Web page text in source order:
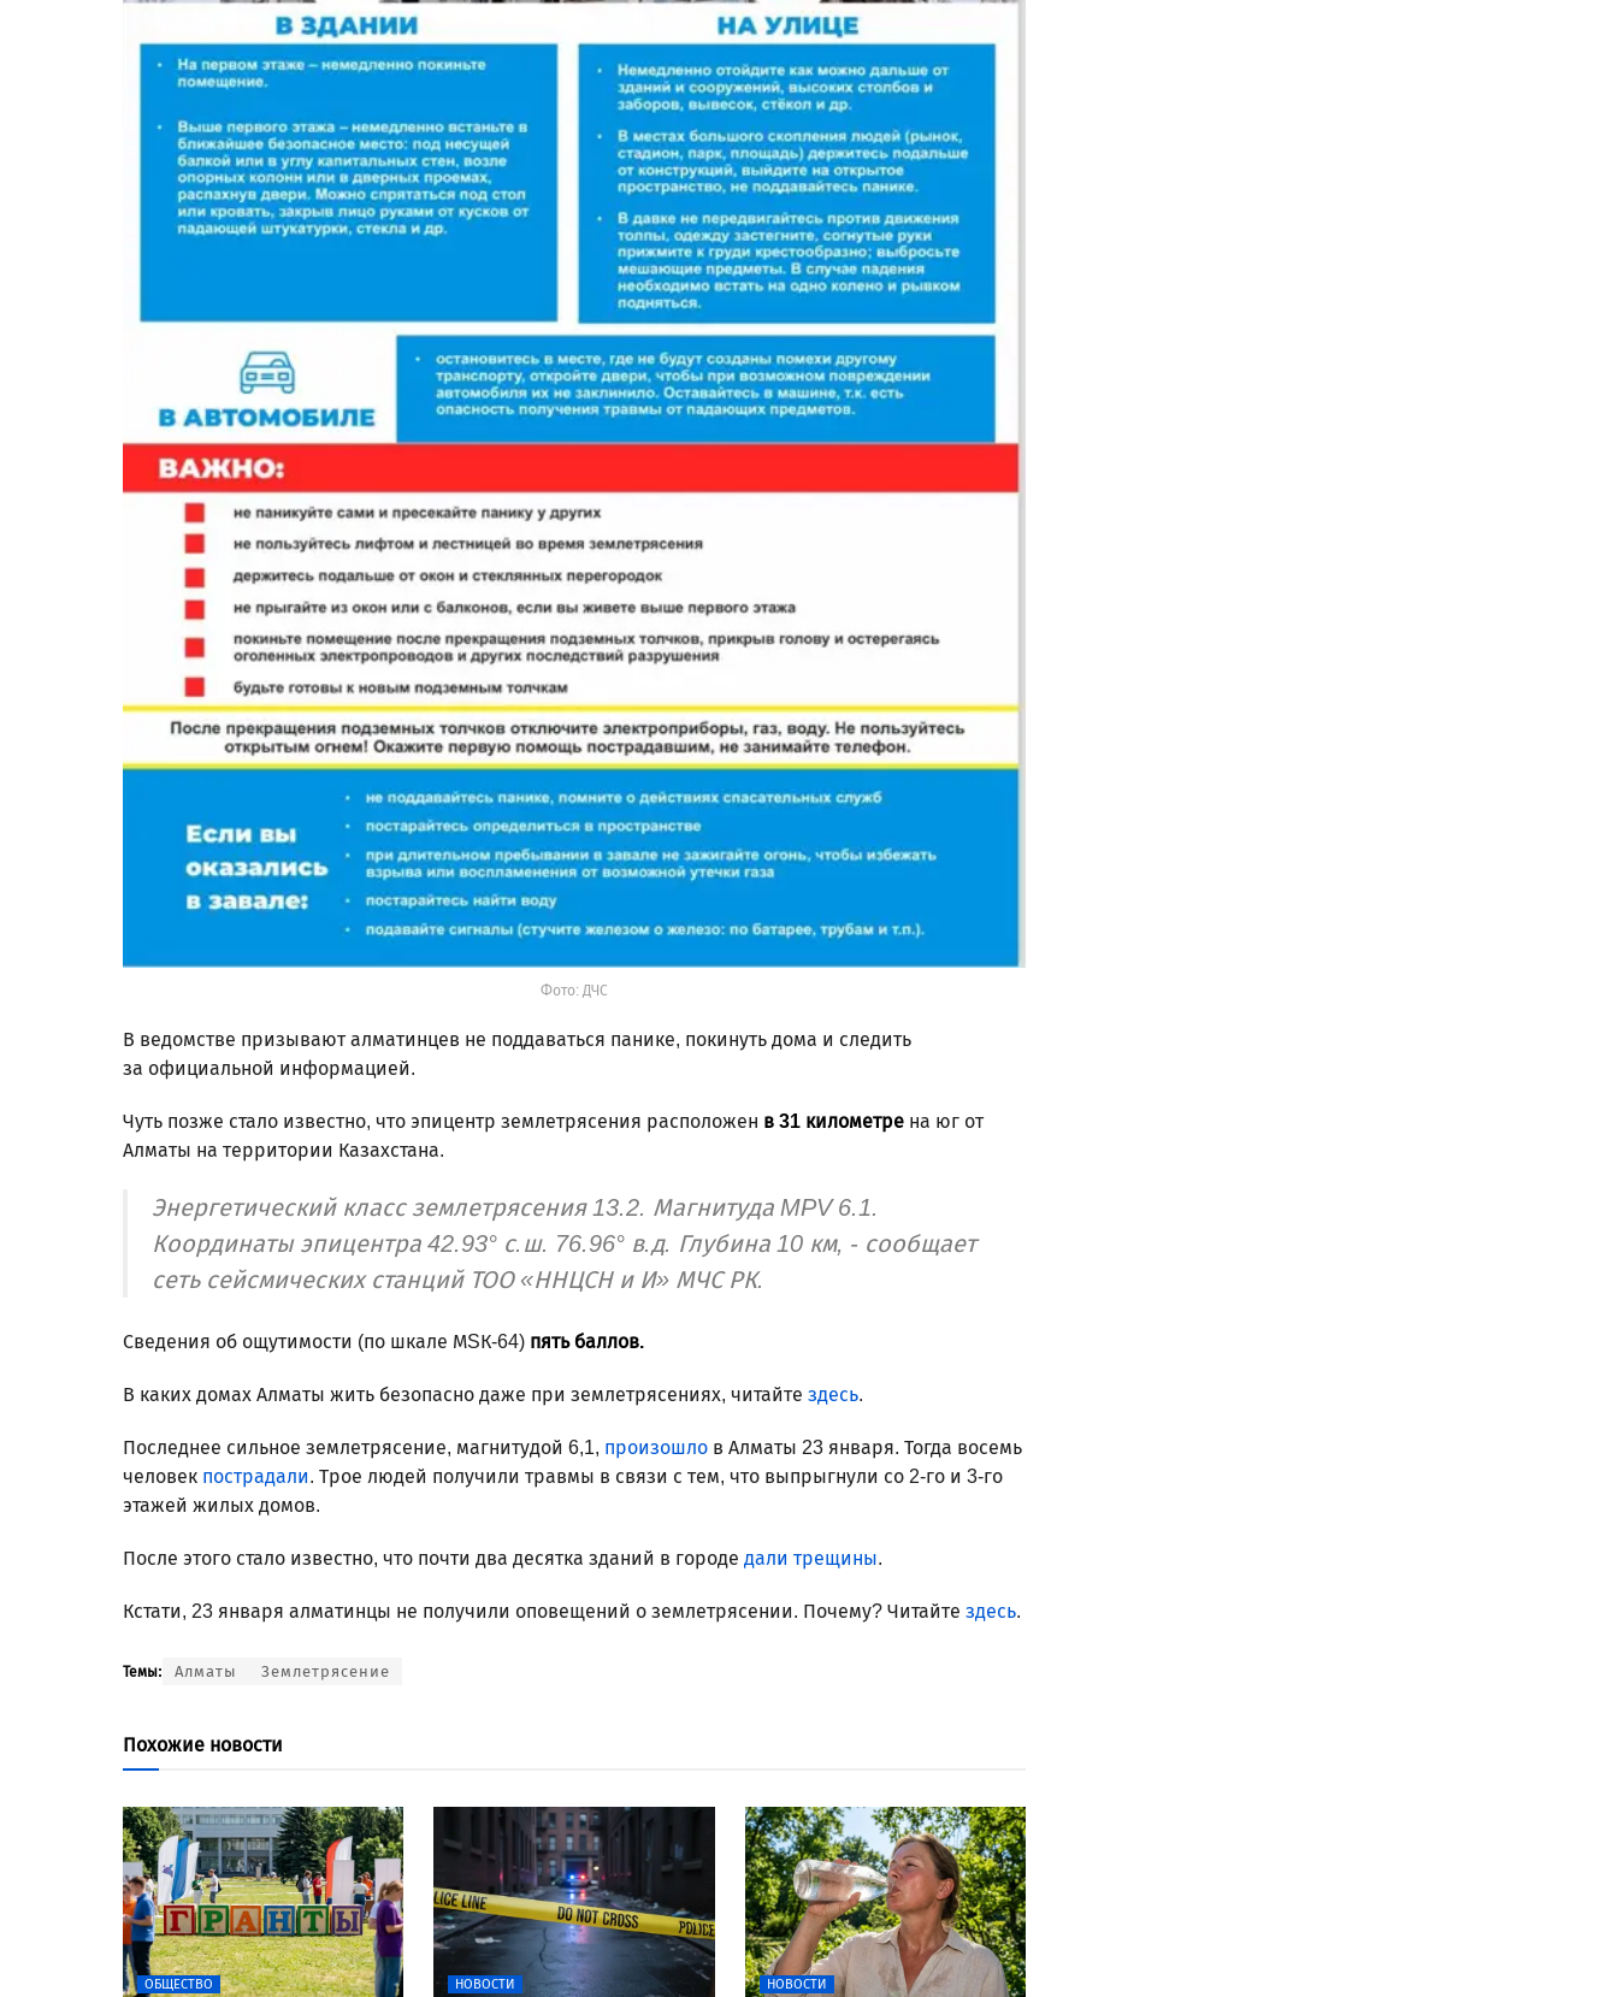
Фото: ДЧС
В ведомстве призывают алматинцев не поддаваться панике, покинуть дома и следить
за официальной информацией.
Чуть позже стало известно, что эпицентр землетрясения расположен в 31 километре на юг от
Алматы на территории Казахстана.
Энергетический класс землетрясения 13.2. Магнитуда MPV 6.1.
Координаты эпицентра 42.93° с.ш. 76.96° в.д. Глубина 10 км, - сообщает
сеть сейсмических станций ТОО «ННЦСН и И» МЧС РК.
Сведения об ощутимости (по шкале МSК-64) пять баллов.
В каких домах Алматы жить безопасно даже при землетрясениях, читайте здесь.
Последнее сильное землетрясение, магнитудой 6,1, произошло в Алматы 23 января. Тогда восемь
человек пострадали. Трое людей получили травмы в связи с тем, что выпрыгнули со 2-го и 3-го
этажей жилых домов.
После этого стало известно, что почти два десятка зданий в городе дали трещины.
Кстати, 23 января алматинцы не получили оповещений о землетрясении. Почему? Читайте здесь.
Темы: Алматы Землетрясение
Похожие новости
ОБЩЕСТВО НОВОСТИ НОВОСТИ